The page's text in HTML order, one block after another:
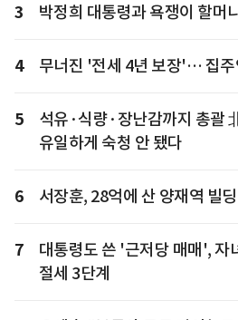
3 박정희 대통령과 욕쟁이 할머
4 무너진 '전세 4년 보장'… 집주
5
석유·식량·장난감까지 총괄
유일하게 숙청 안 됐다
6 서장훈, 28억에 산 양재역 빌
7
대통령도 쓴 '근저당 매매', 자
절세 3단계